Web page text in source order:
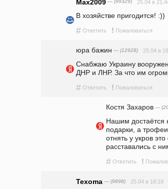
Max2009 — (99329) 25.04 в
В хозяйстве пригодится! :))
# Ответить ! Пожаловаться
юра бажин — (12928) 25.04 в
Снабжаю Украину
ДНР и ЛНР. За что им
# Ответить ! Пожаловаться
Костя Захаров —
Нашим достаётся
подарки, а
отнять у укров
расставались с
# Ответить !
Texoma — (9898) 25.04 в 18:18